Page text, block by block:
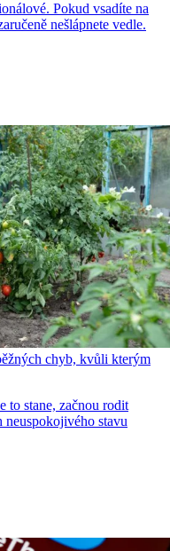
Pokud vsadíte na
nešlápnete vedle.
chyb, kvůli kterým
to stane, začnou rodit
stavu